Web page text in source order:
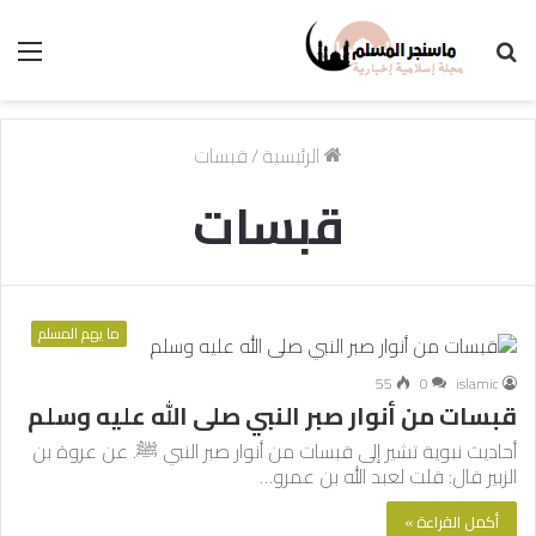
الرئيسية/قبسات
قبسات
ما يهم المسلم
islamic
0
55
قبسات من أنوار صبر النبي صلى الله عليه وسلم
أحاديث نبوية تشير إلى قبسات من أنوار صبر النبي ﷺ. عن عروة بن
الزبير قال: قلت لعبد الله بن عمرو…
أكمل القراءة »